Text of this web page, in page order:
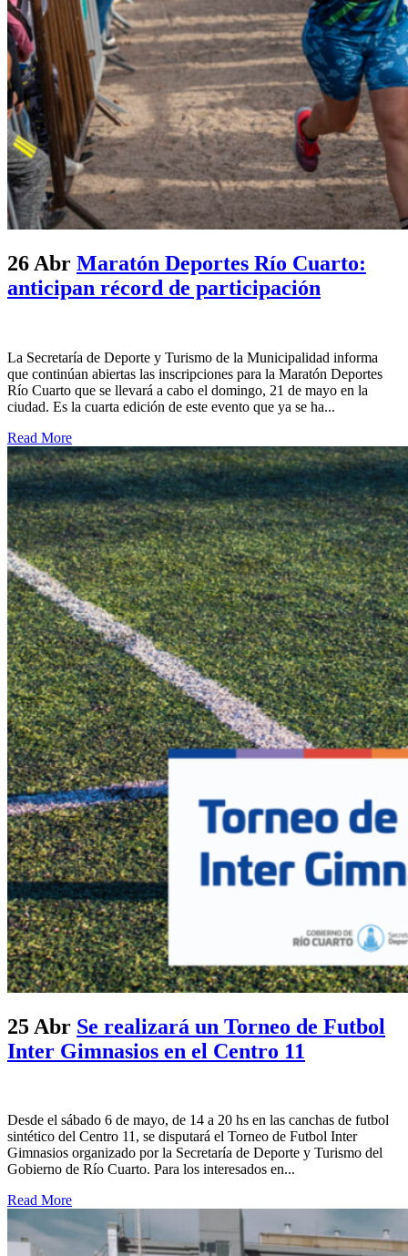
26 Abr Maratón Deportes Río Cuarto:
anticipan récord de participación
La Secretaría de Deporte y Turismo de la Municipalidad informa
que continúan abiertas las inscripciones para la Maratón Deportes
Río Cuarto que se llevará a cabo el domingo, 21 de mayo en la
ciudad. Es la cuarta edición de este evento que ya se ha...
Read More
25 Abr Se realizará un Torneo de Futbol
Inter Gimnasios en el Centro 11
Desde el sábado 6 de mayo, de 14 a 20 hs en las canchas de futbol
sintético del Centro 11, se disputará el Torneo de Futbol Inter
Gimnasios organizado por la Secretaría de Deporte y Turismo del
Gobierno de Río Cuarto. Para los interesados en...
Read More